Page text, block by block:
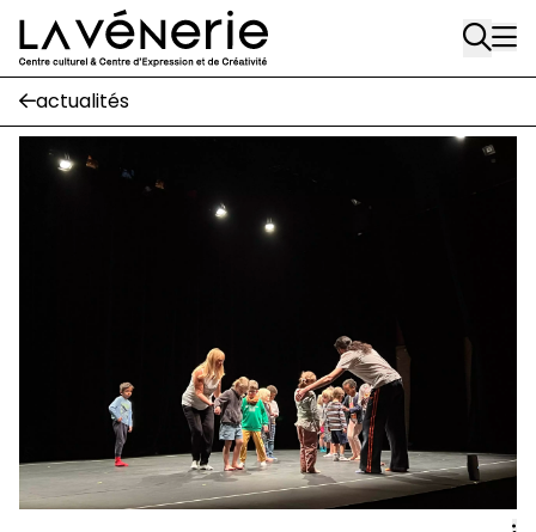
Aller au contenu principal
Rue Gratès, 3
1170 Watermael-Boitsfort
02 663 85 50
Écuries
Place Gilson, 3
1170 Watermael-Boitsfort
- version papier
Newsletter
A
actualités